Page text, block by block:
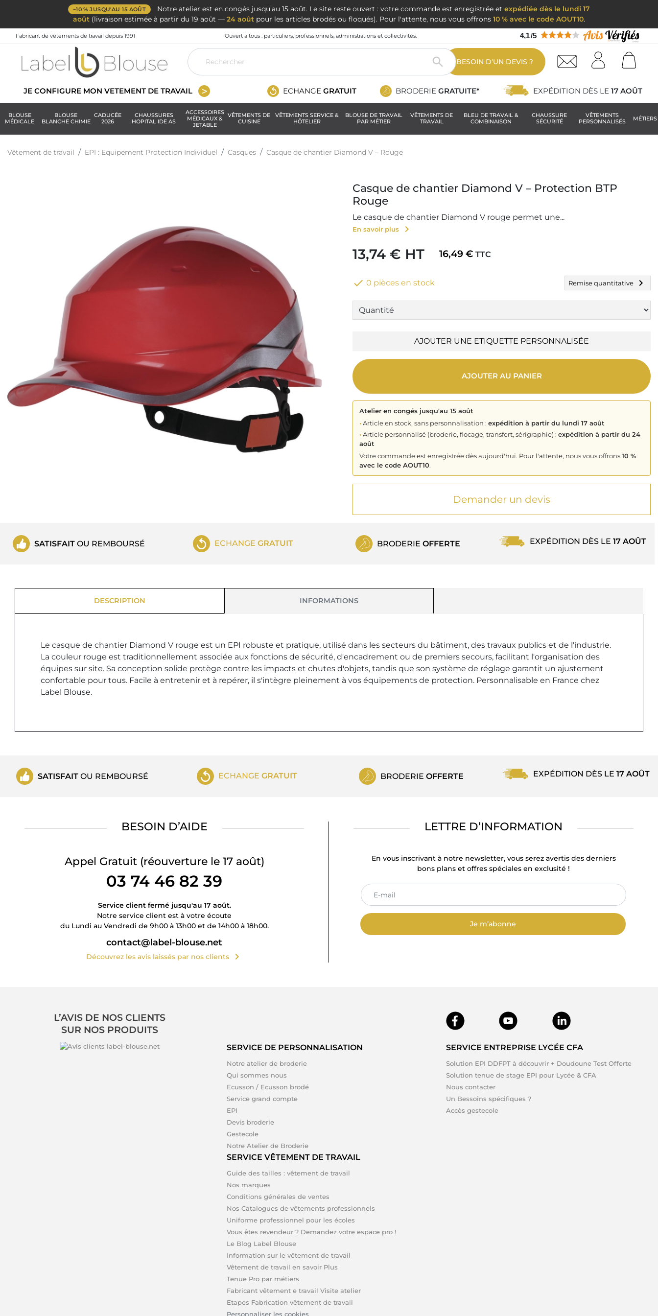
−10 % JUSQU'AU 15 AOÛT Notre atelier est en congés jusqu'au 15 août. Le site reste ouvert : votre commande est enregistrée etexpédiée dès le lundi 17
août (livraison estimée à partir du 19 août — 24 août pour les articles brodés ou floqués). Pour l'attente, nous vous offrons 10 % avec le code AOUT10.
Fabricant de vêtements de travail depuis 1991 Ouvert à tous : particuliers, professionnels, administrations et collectivités. 4,1/5
 BESOIN D'UN DEVIS ?
JE CONFIGURE MON VETEMENT DE TRAVAIL ECHANGE GRATUIT BRODERIE GRATUITE* EXPÉDITION DÈS LE 17 AOÛT
BLOUSE
MÉDICALE
BLOUSE
BLANCHE CHIMIE
CADUCÉE
2026
CHAUSSURES
HOPITAL IDE AS
ACCESSOIRES
MÉDICAUX &
JETABLE
VÊTEMENTS DE
CUISINE
VÊTEMENTS SERVICE &
HÔTELIER
BLOUSE DE TRAVAIL
PAR MÉTIER
VÊTEMENTS DE
TRAVAIL
BLEU DE TRAVAIL &
COMBINAISON
CHAUSSURE
SÉCURITÉ
VÊTEMENTS
PERSONNALISÉS
MÉTIERS
Vêtement de travail EPI : Equipement Protection Individuel Casques Casque de chantier Diamond V – Rouge
Casque de chantier Diamond V – Protection BTP
Rouge
Le casque de chantier Diamond V rouge permet une...
En savoir plus chevron_right
13,74 € HT 16,49 € TTC
 0 pièces en stock Remise quantitative chevron_right
AJOUTER UNE ETIQUETTE PERSONNALISÉE
AJOUTER AU PANIER
Atelier en congés jusqu'au 15 août
•Article en stock, sans personnalisation : expédition à partir du lundi 17 août
•Article personnalisé (broderie, flocage, transfert, sérigraphie) : expédition à partir du 24
août
Votre commande est enregistrée dès aujourd'hui. Pour l'attente, nous vous offrons10 %
avec le code AOUT10.
Demander un devis
SATISFAITOU REMBOURSÉ ECHANGEGRATUIT BRODERIE OFFERTE EXPÉDITION DÈS LE 17 AOÛT
DESCRIPTION INFORMATIONS
Le casque de chantier Diamond V rouge est un EPI robuste et pratique, utilisé dans les secteurs du bâtiment, des travaux publics et de l'industrie.
La couleur rouge est traditionnellement associée aux fonctions de sécurité, d'encadrement ou de premiers secours, facilitant l'organisation des
équipes sur site. Sa conception solide protège contre les impacts et chutes d'objets, tandis que son système de réglage garantit un ajustement
confortable pour tous. Facile à entretenir et à repérer, il s'intègre pleinement à vos équipements de protection. Personnalisable en France chez
Label Blouse.
SATISFAIT OU REMBOURSÉ ECHANGE GRATUIT BRODERIE OFFERTE EXPÉDITION DÈS LE 17 AOÛT
BESOIN D’AIDE
Appel Gratuit (réouverture le 17 août)
03 74 46 82 39
Service client fermé jusqu'au 17 août.
Notre service client est à votre écoute
du Lundi au Vendredi de 9h00 à 13h00 et de 14h00 à 18h00.
contact@label-blouse.net
Découvrez les avis laissés par nos clients chevron_right
LETTRE D’INFORMATION
En vous inscrivant à notre newsletter, vous serez avertis des derniers
bons plans et offres spéciales en exclusité !
Je m’abonne
L’AVIS DE NOS CLIENTS
SUR NOS PRODUITS
SERVICE DE PERSONNALISATION
Notre atelier de broderie
Qui sommes nous
Ecusson / Ecusson brodé
Service grand compte
EPI
Devis broderie
Gestecole
Notre Atelier de Broderie
SERVICE ENTREPRISE LYCÉE CFA
Solution EPI DDFPT à découvrir + Doudoune Test Offerte
Solution tenue de stage EPI pour Lycée & CFA
Nous contacter
Un Bessoins spécifiques ?
Accès gestecole
SERVICE VÊTEMENT DE TRAVAIL
Guide des tailles : vêtement de travail
Nos marques
Conditions générales de ventes
Nos Catalogues de vêtements professionnels
Uniforme professionnel pour les écoles
Vous êtes revendeur ? Demandez votre espace pro !
Le Blog Label Blouse
Information sur le vêtement de travail
Vêtement de travail en savoir Plus
Tenue Pro par métiers
Fabricant vêtement e travail Visite atelier
Etapes Fabrication vêtement de travail
Personnaliser les cookies